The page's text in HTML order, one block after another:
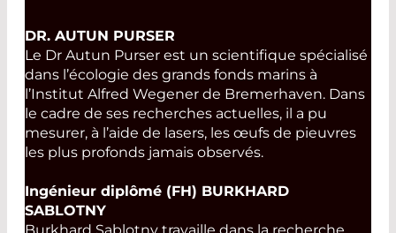
DR. AUTUN PURSER
Le Dr Autun Purser est un scientifique spécialisé
dans l’écologie des grands fonds marins à
l’Institut Alfred Wegener de Bremerhaven. Dans
le cadre de ses recherches actuelles, il a pu
mesurer, à l’aide de lasers, les œufs de pieuvres
les plus profonds jamais observés.
Ingénieur diplômé (FH) BURKHARD
SABLOTNY